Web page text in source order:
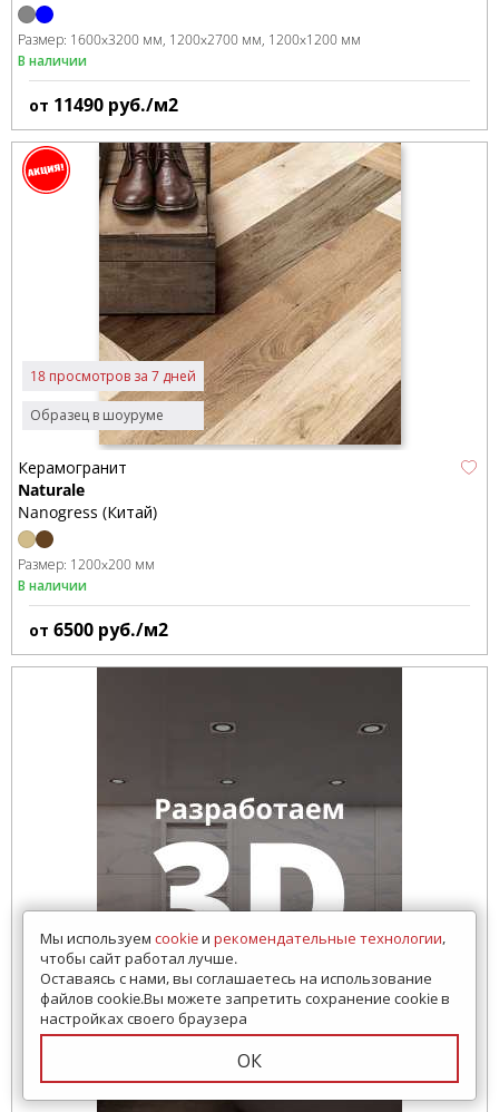
Размер: 1600x3200 мм 1200x2700 мм 1200x1200 мм
В наличии
от 11490 руб./м2
Образец в шоуруме
18 просмотров за 7 дней
Керамогранит
Naturale
Nanogress (Китай)
Размер: 1200x200 мм
В наличии
от 6500 руб./м2
Мы используем cookieи рекомендательные технологии,
чтобы сайт работал лучше.
Оставаясь с нами, вы соглашаетесь на использование
файлов cookie.Вы можете запретить сохранение cookie в
настройках своего браузера
ОК